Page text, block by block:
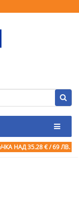
НАД 35.28 € / 69 ЛВ.